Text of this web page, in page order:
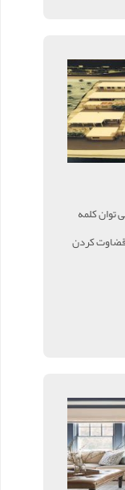
توان کلمه
کردن